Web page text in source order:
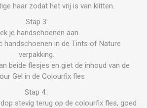
haar zodat het vrij is van klitten.
Stap 3:
je handschoenen aan.
handschoenen in de Tints of Nature
verpakking.
beide flesjes en giet de inhoud van de
Gel in de Colourfix fles
Stap 4:
stevig terug op de colourfix fles, goed